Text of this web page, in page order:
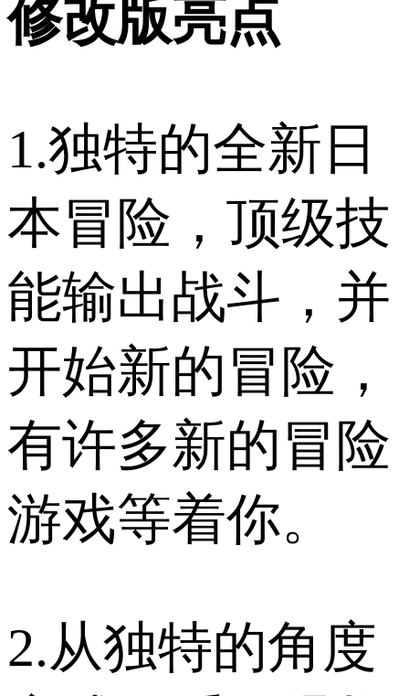
修改版亮点
1.独特的全新日
本冒险，顶级技
能输出战斗，并
开始新的冒险，
有许多新的冒险
游戏等着你。
2.从独特的角度